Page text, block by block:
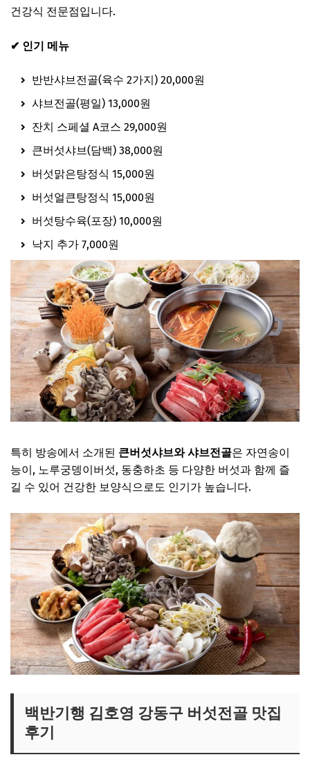
건강식 전문점입니다.
✔ 인기 메뉴
반반샤브전골(육수 2가지) 20,000원
샤브전골(평일) 13,000원
잔치 스페셜 A코스 29,000원
큰버섯샤브(담백) 38,000원
버섯맑은탕정식 15,000원
버섯얼큰탕정식 15,000원
버섯탕수육(포장) 10,000원
낙지 추가 7,000원
특히 방송에서 소개된 큰버섯샤브와 샤브전골은 자연송이
능이, 노루궁뎅이버섯, 동충하초 등 다양한 버섯과 함께 즐
길 수 있어 건강한 보양식으로도 인기가 높습니다.
백반기행 김호영 강동구 버섯전골 맛집
후기